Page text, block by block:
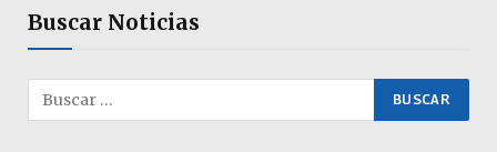
Buscar Noticias